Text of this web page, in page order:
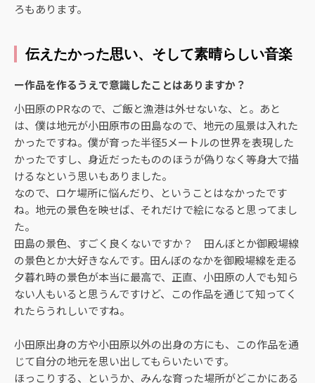
ろもあります。
伝えたかった思い、そして素晴らしい音楽
ー作品を作るうえで意識したことはありますか？
小田原のPRなので、ご飯と漁港は外せないな、と。あと
は、僕は地元が小田原市の田島なので、地元の風景は入れた
かったですね。僕が育った半径5メートルの世界を表現した
かったですし、身近だったもののほうが偽りなく等身大で描
けるなという思いもありました。
なので、ロケ場所に悩んだり、ということはなかったです
ね。地元の景色を映せば、それだけで絵になると思ってまし
た。
田島の景色、すごく良くないですか？ 田んぼとか御殿場線
の景色とか大好きなんです。田んぼのなかを御殿場線を走る
夕暮れ時の景色が本当に最高で、正直、小田原の人でも知ら
ない人もいると思うんですけど、この作品を通じて知ってく
れたらうれしいですね。
小田原出身の方や小田原以外の出身の方にも、この作品を通
じて自分の地元を思い出してもらいたいです。
ほっこりする、というか、みんな育った場所がどこかにある